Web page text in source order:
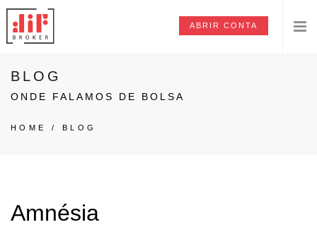
ABRIR CONTA
BLOG
ONDE FALAMOS DE BOLSA
HOME / BLOG
Amnésia